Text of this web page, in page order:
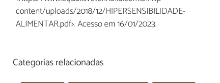
content/uploads/2018/12/HIPERSENSIBILIDADE-
ALIMENTAR.pdf>. Acesso em 16/01/2023.
Categorias relacionadas